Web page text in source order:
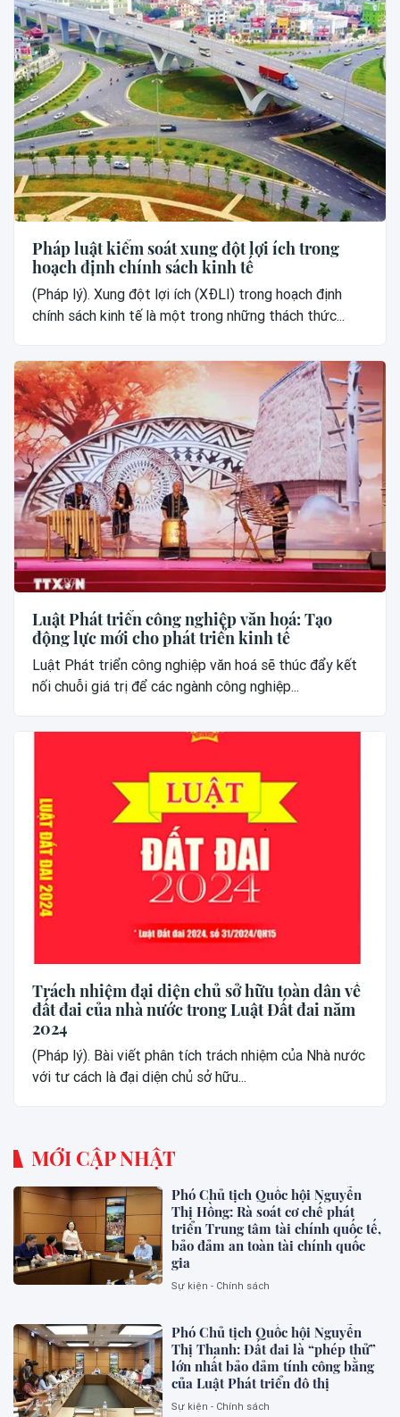
Pháp luật kiểm soát xung đột lợi ích trong
hoạch định chính sách kinh tế
(Pháp lý). Xung đột lợi ích (XĐLI) trong hoạch định
chính sách kinh tế là một trong những thách thức...
Luật Phát triển công nghiệp văn hoá: Tạo
động lực mới cho phát triển kinh tế
Luật Phát triển công nghiệp văn hoá sẽ thúc đẩy kết
nối chuỗi giá trị để các ngành công nghiệp...
Trách nhiệm đại diện chủ sở hữu toàn dân về
đất đai của nhà nước trong Luật Đất đai năm
2024
(Pháp lý). Bài viết phân tích trách nhiệm của Nhà nước
với tư cách là đại diện chủ sở hữu...
MỚI CẬP NHẬT
Phó Chủ tịch Quốc hội Nguyễn
Thị Hồng: Rà soát cơ chế phát
triển Trung tâm tài chính quốc tế,
bảo đảm an toàn tài chính quốc
gia
Sự kiện - Chính sách
Phó Chủ tịch Quốc hội Nguyễn
Thị Thanh: Đất đai là “phép thử”
lớn nhất bảo đảm tính công bằng
của Luật Phát triển đô thị
Sự kiện - Chính sách